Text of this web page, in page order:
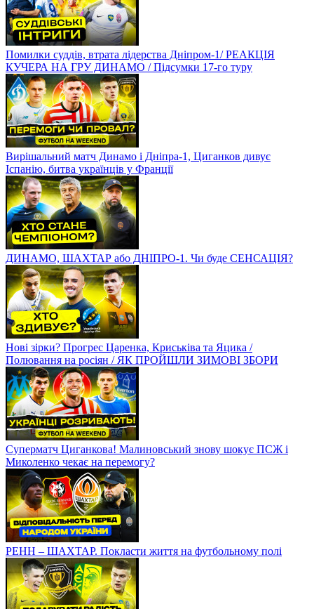
Помилки суддів, втрата лідерства Дніпром-1/ РЕАКЦІЯ
КУЧЕРА НА ГРУ ДИНАМО / Підсумки 17-го туру
Вирішальний матч Динамо і Дніпра-1, Циганков дивує
Іспанію, битва українців у Франції
ДИНАМО, ШАХТАР або ДНІПРО-1. Чи буде СЕНСАЦІЯ?
Нові зірки? Прогрес Царенка, Криськіва та Яцика /
Полювання на росіян / ЯК ПРОЙШЛИ ЗИМОВІ ЗБОРИ
Суперматч Циганкова! Малиновський знову шокує ПСЖ і
Миколенко чекає на перемогу?
РЕНН – ШАХТАР. Покласти життя на футбольному полі